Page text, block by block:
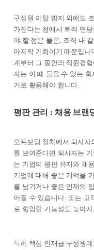
구성원 이탈 방지 외에도
가진다는 점에서 퇴직 면
야 할 점은 물론, 조직 내
마지막 기회이기 때문입
계부터 그 동안의 직원경
자는 이 때 들을 수 있는
거로 활용해야 합니다.
평판 관리 : 채용 브랜
오프보딩 절차에서 퇴사
를 보여준다면 퇴사자는
는 기업의 평판 유지와 채
기업에 대해 좋은 기억을
를 남기거나 좋은 인재의
어질 수 있습니다. 또는 고
로 협업할 가능성도 높아지
특히 핵심 인재급 구성원